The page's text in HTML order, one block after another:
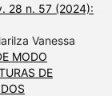
28 n. 57 (2024):
Vanessa
MODO
DE